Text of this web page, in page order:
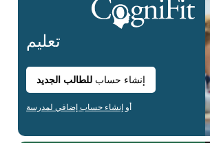
تعليم
إنشاء حسابللطالب الجديد
أو إنشاء حساب إضافي لمدرسة